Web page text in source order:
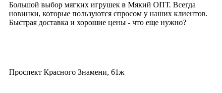
Большой выбор мягких игрушек в Мякий ОПТ. Всегда
новинки, которые пользуются спросом у наших клиентов.
Быстрая доставка и хорошие цены - что еще нужно?
Проспект Красного Знамени, 61ж